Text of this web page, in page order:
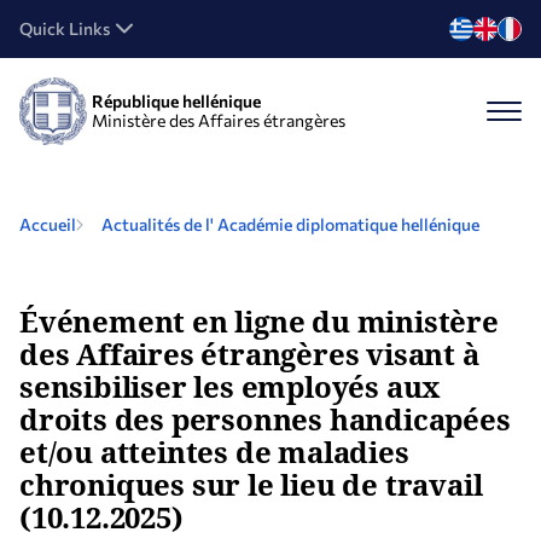
Quick Links
République hellénique
Ministère des Affaires étrangères
Accueil Actualités de l' Académie diplomatique hellénique
Événement en ligne du ministère
des Affaires étrangères visant à
sensibiliser les employés aux
droits des personnes handicapées
et/ou atteintes de maladies
chroniques sur le lieu de travail
(10.12.2025)